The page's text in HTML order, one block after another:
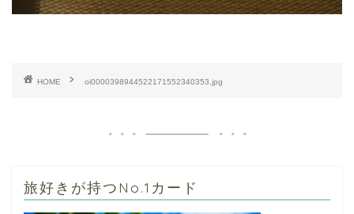
HOME oi0000398944522171552340353.jpg
旅好きが持つNo.1カード